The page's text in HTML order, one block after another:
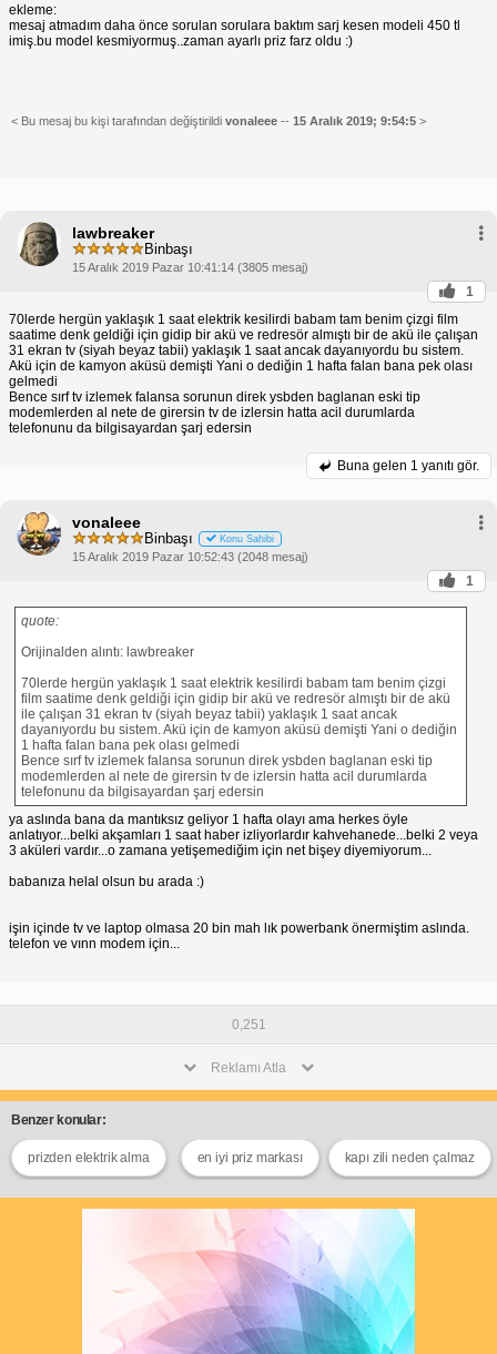
ekleme:
mesaj atmadım daha önce sorulan sorulara baktım sarj kesen modeli 450 tl
imiş.bu model kesmiyormuş..zaman ayarlı priz farz oldu :)
< Bu mesaj bu kişi tarafından değiştirildi vonaleee -- 15 Aralık 2019; 9:54:5 >
lawbreaker
Binbaşı
15 Aralık 2019 Pazar 10:41:14 (3805 mesaj)
1
70lerde hergün yaklaşık 1 saat elektrik kesilirdi babam tam benim çizgi film
saatime denk geldiği için gidip bir akü ve redresör almıştı bir de akü ile çalışan
31 ekran tv (siyah beyaz tabii) yaklaşık 1 saat ancak dayanıyordu bu sistem.
Akü için de kamyon aküsü demişti Yani o dediğin 1 hafta falan bana pek olası
gelmedi
Bence sırf tv izlemek falansa sorunun direk ysbden baglanan eski tip
modemlerden al nete de girersin tv de izlersin hatta acil durumlarda
telefonunu da bilgisayardan şarj edersin
Buna gelen 1 yanıtı gör.
vonaleee
Binbaşı Konu Sahibi
15 Aralık 2019 Pazar 10:52:43 (2048 mesaj)
1
quote:
Orijinalden alıntı: lawbreaker
70lerde hergün yaklaşık 1 saat elektrik kesilirdi babam tam benim çizgi
film saatime denk geldiği için gidip bir akü ve redresör almıştı bir de akü
ile çalışan 31 ekran tv (siyah beyaz tabii) yaklaşık 1 saat ancak
dayanıyordu bu sistem. Akü için de kamyon aküsü demişti Yani o dediğin
1 hafta falan bana pek olası gelmedi
Bence sırf tv izlemek falansa sorunun direk ysbden baglanan eski tip
modemlerden al nete de girersin tv de izlersin hatta acil durumlarda
telefonunu da bilgisayardan şarj edersin
ya aslında bana da mantıksız geliyor 1 hafta olayı ama herkes öyle
anlatıyor...belki akşamları 1 saat haber izliyorlardır kahvehanede...belki 2 veya
3 aküleri vardır...o zamana yetişemediğim için net bişey diyemiyorum...
babanıza helal olsun bu arada :)
işin içinde tv ve laptop olmasa 20 bin mah lık powerbank önermiştim aslında.
telefon ve vınn modem için...
0,251
Reklamı Atla
Benzer konular:
prizden elektrik alma en iyi priz markası kapı zili neden çalmaz